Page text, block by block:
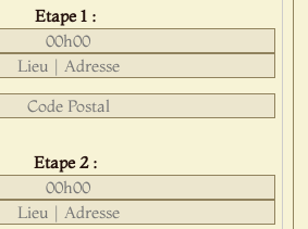
Etape 1 :
Etape 2 :